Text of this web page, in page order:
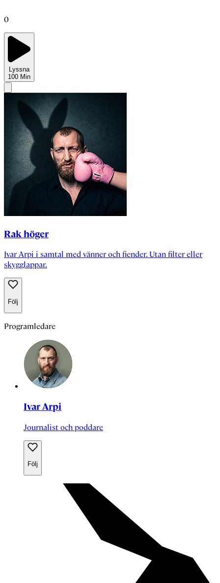
0
Lyssna
100 Min
Rak höger
Ivar Arpi i samtal med vänner och fiender. Utan filter eller
skygglappar.
Följ
Programledare
Ivar Arpi
Journalist och poddare
Följ